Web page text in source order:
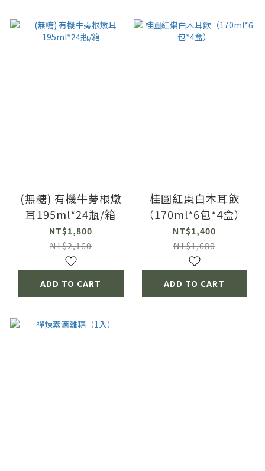
(無糖) 有機牛蒡根燉
耳195ml*24瓶/箱
NT$1,800
NT$2,160
ADD TO CART
桂圓紅棗白木耳飲
（170ml*6包*4盒）
NT$1,400
NT$1,680
ADD TO CART